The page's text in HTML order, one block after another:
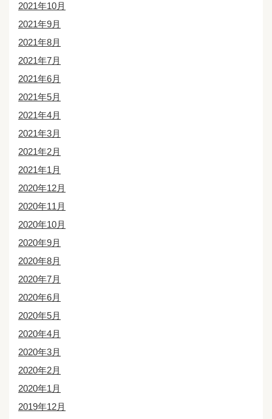
2021年10月
2021年9月
2021年8月
2021年7月
2021年6月
2021年5月
2021年4月
2021年3月
2021年2月
2021年1月
2020年12月
2020年11月
2020年10月
2020年9月
2020年8月
2020年7月
2020年6月
2020年5月
2020年4月
2020年3月
2020年2月
2020年1月
2019年12月